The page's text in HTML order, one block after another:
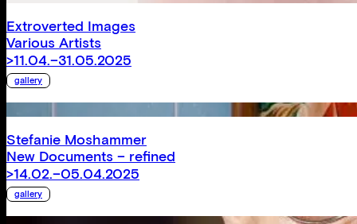
Extroverted Images
Various Artists
>11.04.–31.05.2025
gallery
Stefanie Moshammer
New Documents – refined
>14.02.–05.04.2025
gallery